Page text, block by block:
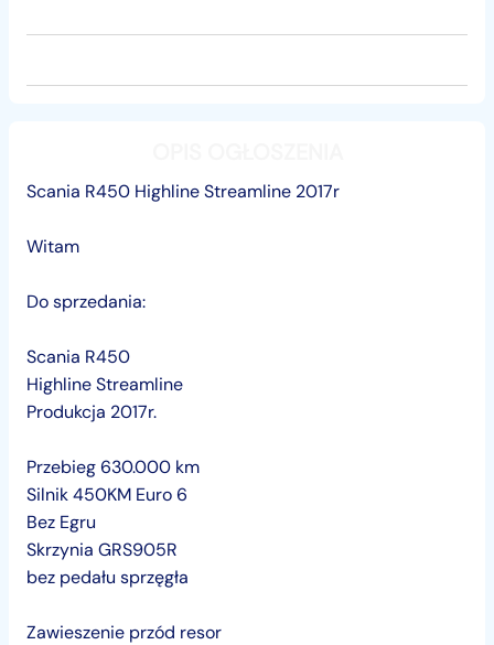
Scania R450 Highline Streamline 2017r
Witam
Do sprzedania:
Scania R450
Highline Streamline
Produkcja 2017r.
Przebieg 630.000 km
Silnik 450KM Euro 6
Bez Egru
Skrzynia GRS905R
bez pedału sprzęgła
Zawieszenie przód resor